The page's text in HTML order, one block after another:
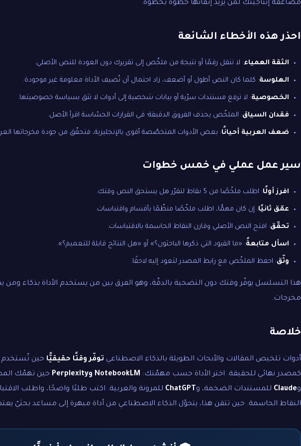
مضاعفة إنتاجيتك لمن يريد إتقانها خطوة بخطوة.
احذر هذه الأخطاء الشائعة
الثقة العمياء: لا تنقل رقمًا أو نتيجة من ملخّص إلى تقريرك دون العودة للنص الأصلي.
الهلوسة: كلما كان النص أطول أو أضعف، زاد احتمال أن تُضيف الأداة معلومة غير موجودة.
الخصوصية: لا ترفع مستندات سرّية أو بيانات شخصية إلى أدوات لا تثق بسياسة خصوصيتها.
فقدان السياق: الملخّص يحذف الفروق الدقيقة؛ في القرارات الحسّاسة اقرأ الأصل.
ضعف العربية أحيانًا: بعض الأدوات المتخصّصة أقوى بالإنجليزية، فتحقّق من جودة مخرجاتها
سير عمل عملي في خمس خطوات
افرز أولًا: اطلب ملخّصًا من 5 نقاط لتقرّر هل يستحق النص وقتك.
عمّق ثانيًا: إن كان مهمًّا، اطلب ملخّصًا منظّمًا بأقسام واقتباسات.
تحقّق: افتح النص الأصلي وقارن النقاط الحاسمة بالاقتباسات.
اسأل متابعةً: «ما القيود التي ذكرها الباحثون؟» أو «هل النتائج قابلة للتعميم؟».
وثّق: احفظ الملخّص مع رابط المصدر لتعود إليه لاحقًا.
هذا التسلسل يوفّر وقتك دون التضحية بالدقّة، وهو الفرق بين من يستخدم الأداة بذكاء ومن
مخرجات.
خلاصة
أدوات تلخيص المقالات والأبحاث الطويلة بالذكاء الاصطناعي توفّر وقتًا حقيقيًّا حين تُستخدم
كمصدر نهائي للحقيقة. اختر الأداة حسب مهمّتك: NotebookLM وPerplexity
حين تهمّك
وClaude للمستندات الضخمة، و ChatGPT للمرونة والعربية. اكتب طلبًا واضحًا، واطلب
النقاط الحاسمة. حين تتقن هذا، يتحوّل الذكاء الاصطناعي من أداة مبهرة إلى مساعد بحثيّ